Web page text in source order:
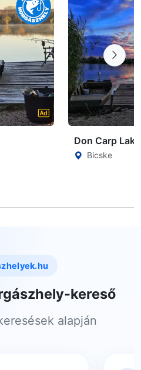
Don Carp Lake
Bicske
kereső
alapján